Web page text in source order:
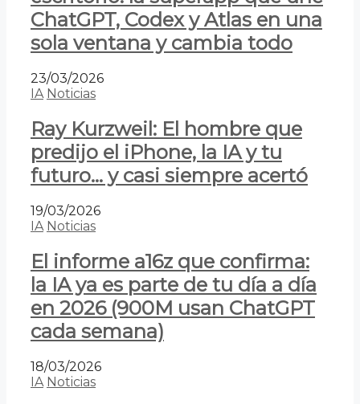
ChatGPT, Codex y Atlas en una
sola ventana y cambia todo
23/03/2026
IA Noticias
Ray Kurzweil: El hombre que
predijo el iPhone, la IA y tu
futuro… y casi siempre acertó
19/03/2026
IA Noticias
El informe a16z que confirma:
la IA ya es parte de tu día a día
en 2026 (900M usan ChatGPT
cada semana)
18/03/2026
IA Noticias